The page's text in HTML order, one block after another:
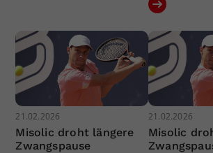
21.02.2026
Misolic droht längere
Zwangspause
21.02.2026
Misolic